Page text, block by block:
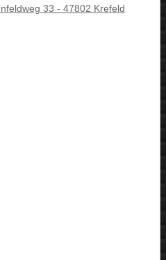
33 - 47802 Krefeld